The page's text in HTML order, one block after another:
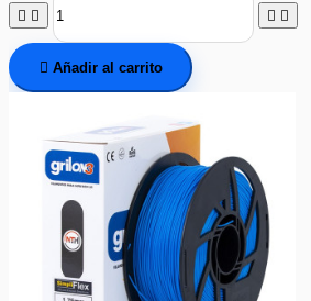
   
 Añadir al carrito